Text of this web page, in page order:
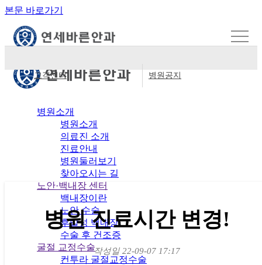
본문 바로가기
병원소개
병원소개
의료진 소개
진료안내
병원둘러보기
찾아오시는 길
노안·백내장 센터
백내장이란
노안 수술
후발성 백내장
수술 후 건조증
굴절 교정수술
컨투라 굴절교정수술
고객센터 병원공지
병원 진료시간 변경!
작성일 22-09-07 17:17